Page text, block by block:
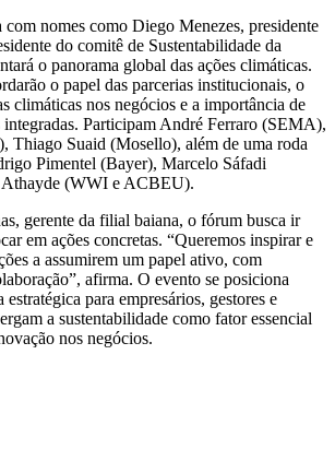
nomes como Diego Menezes, presidente
do comitê de Sustentabilidade da
o panorama global das ações climáticas.
o papel das parcerias institucionais, o
climáticas nos negócios e a importância de
integradas. Participam André Ferraro (SEMA),
Thiago Suaid (Mosello), além de uma roda
Pimentel (Bayer), Marcelo Sáfadi
(WWI e ACBEU).
gerente da filial baiana, o fórum busca ir
em ações concretas. “Queremos inspirar e
a assumirem um papel ativo, com
afirma. O evento se posiciona
para empresários, gestores e
a sustentabilidade como fator essencial
nos negócios.